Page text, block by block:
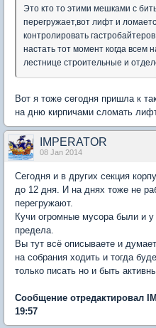
Это кто то этими мешками с
перегружает,вот лифт и
контролировать
настать тот момент когда всем
лестнице строительные и
Вот я тоже сегодня пришла к
на дню кирпичами сломать
IMPERATOR
08 Jan 2014
Сегодня и в других секция
до 12 дня. И на днях тоже не
перегружают.
Кучи огромные мусора были и
предела.
Вы тут всё описываете и
на собрания ходить и тогда
только писать но и быть
Сообщение отредактировал
19:57